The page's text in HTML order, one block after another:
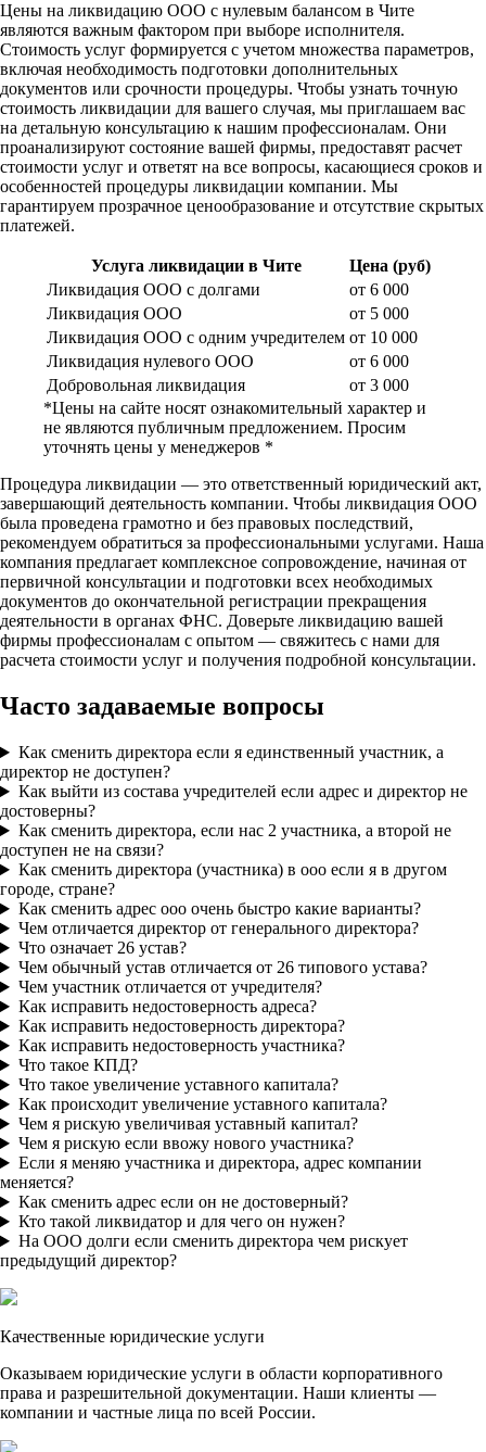
Цены на ликвидацию ООО с нулевым балансом в Чите
являются важным фактором при выборе исполнителя.
Стоимость услуг формируется с учетом множества параметров,
включая необходимость подготовки дополнительных
документов или срочности процедуры. Чтобы узнать точную
стоимость ликвидации для вашего случая, мы приглашаем вас
на детальную консультацию к нашим профессионалам. Они
проанализируют состояние вашей фирмы, предоставят расчет
стоимости услуг и ответят на все вопросы, касающиеся сроков и
особенностей процедуры ликвидации компании. Мы
гарантируем прозрачное ценообразование и отсутствие скрытых
платежей.
Услуга ликвидации в Чите
Цена (руб)
Ликвидация ООО с долгами
от 6 000
Ликвидация ООО
от 5 000
Ликвидация ООО с одним учредителем от 10 000
Ликвидация нулевого ООО
от 6 000
Добровольная ликвидация
от 3 000
*Цены на сайте носят ознакомительный характер и
не являются публичным предложением. Просим
уточнять цены у менеджеров *
Процедура ликвидации — это ответственный юридический акт,
завершающий деятельность компании. Чтобы ликвидация ООО
была проведена грамотно и без правовых последствий,
рекомендуем обратиться за профессиональными услугами. Наша
компания предлагает комплексное сопровождение, начиная от
первичной консультации и подготовки всех необходимых
документов до окончательной регистрации прекращения
деятельности в органах ФНС. Доверьте ликвидацию вашей
фирмы профессионалам с опытом — свяжитесь с нами для
расчета стоимости услуг и получения подробной консультации.
Часто задаваемые вопросы
Как сменить директора если я единственный участник, а
директор не доступен?
Как выйти из состава учредителей если адрес и директор не
достоверны?
Как сменить директора, если нас 2 участника, а второй не
доступен не на связи?
Как сменить директора (участника) в ооо если я в другом
городе, стране?
Как сменить адрес ооо очень быстро какие варианты?
Чем отличается директор от генерального директора?
Что означает 26 устав?
Чем обычный устав отличается от 26 типового устава?
Чем участник отличается от учредителя?
Как исправить недостоверность адреса?
Как исправить недостоверность директора?
Как исправить недостоверность участника?
Что такое КПД?
Что такое увеличение уставного капитала?
Как происходит увеличение уставного капитала?
Чем я рискую увеличивая уставный капитал?
Чем я рискую если ввожу нового участника?
Если я меняю участника и директора, адрес компании
меняется?
Как сменить адрес если он не достоверный?
Кто такой ликвидатор и для чего он нужен?
На ООО долги если сменить директора чем рискует
предыдущий директор?
Качественные юридические услуги
Оказываем юридические услуги в области корпоративного
права и разрешительной документации. Наши клиенты —
компании и частные лица по всей России.